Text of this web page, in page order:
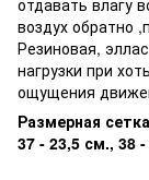
воздух обратно
Резиновая,
нагрузки при
ощущения
Размерная
37 - 23,5 см., 38